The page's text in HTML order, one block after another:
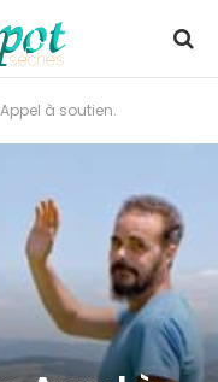
à soutien.